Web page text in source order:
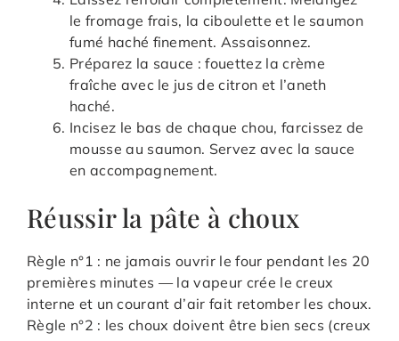
le fromage frais, la ciboulette et le saumon
fumé haché finement. Assaisonnez.
Préparez la sauce : fouettez la crème
fraîche avec le jus de citron et l’aneth
haché.
Incisez le bas de chaque chou, farcissez de
mousse au saumon. Servez avec la sauce
en accompagnement.
Réussir la pâte à choux
Règle n°1 : ne jamais ouvrir le four pendant les 20
premières minutes — la vapeur crée le creux
interne et un courant d’air fait retomber les choux.
Règle n°2 : les choux doivent être bien secs (creux